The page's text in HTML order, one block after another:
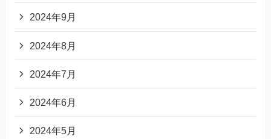
2024年9月
2024年8月
2024年7月
2024年6月
2024年5月